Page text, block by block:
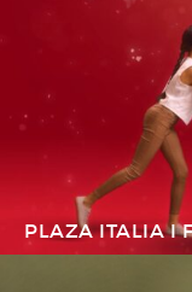
PLAZA ITALIA I